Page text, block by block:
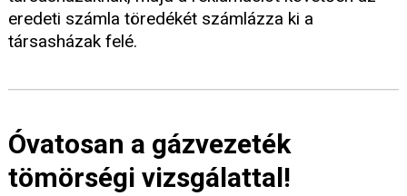
eredeti számla töredékét számlázza ki a
társasházak felé.
Óvatosan a gázvezeték
tömörségi vizsgálattal!